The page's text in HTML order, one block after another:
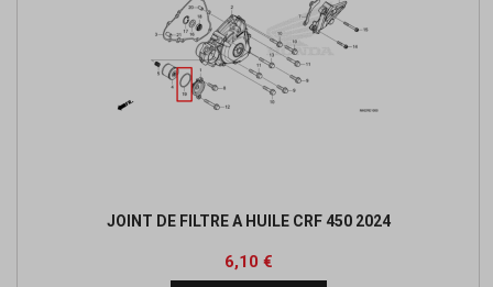
JOINT DE FILTRE A HUILE CRF 450 2024
Prix
6,10 €